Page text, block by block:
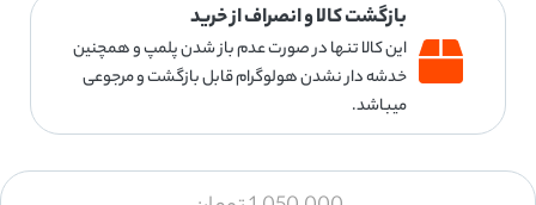
بازگشت کالا و انصراف از خرید
این کالا تنها در صورت عدم باز شدن پلمپ و همچنین
خدشه دار نشدن هولوگرام قابل بازگشت و مرجوعی
میباشد.